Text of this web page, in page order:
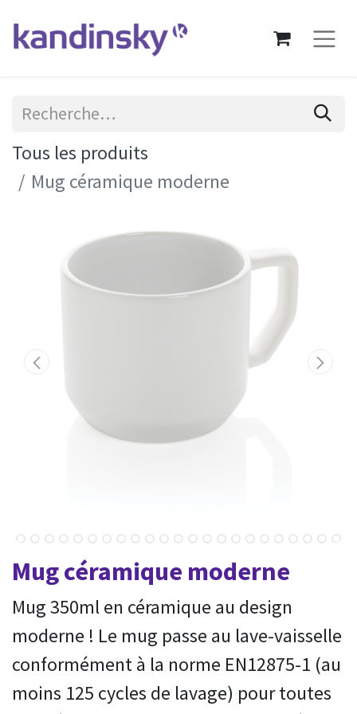
Tous les produits
Mug céramique moderne
Mug céramique moderne
Mug 350ml en céramique au design
moderne ! Le mug passe au lave-vaisselle
conformément à la norme EN12875-1 (au
moins 125 cycles de lavage) pour toutes